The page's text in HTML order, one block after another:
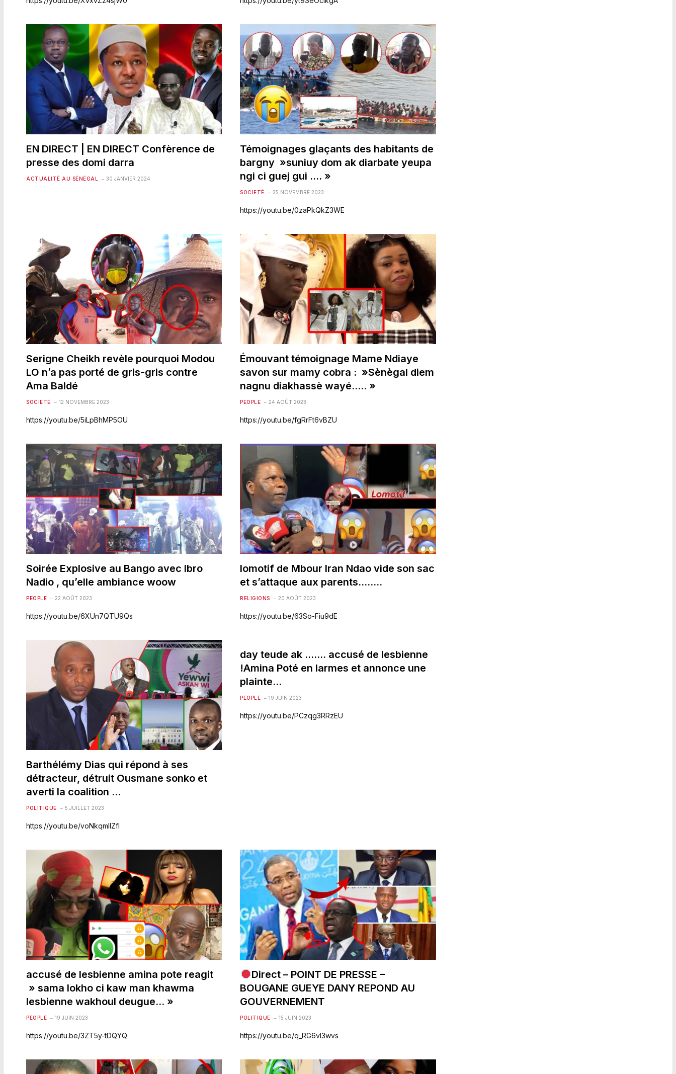
EN DIRECT | EN DIRECT Confèrence de
presse des domi darra
ACTUALITÉ AU SÉNÉGAL 30 JANVIER 2024
Témoignages glaçants des habitants de
bargny »suniuy dom ak diarbate yeupa
ngi ci guej gui …. »
SOCIETÉ 25 NOVEMBRE 2023
https://youtu.be/0zaPkQkZ3WE
Serigne Cheikh revèle pourquoi Modou
LO n’a pas porté de gris-gris contre
Ama Baldé
SOCIETÉ 12 NOVEMBRE 2023
https://youtu.be/5iLpBhMP5OU
Émouvant témoignage Mame Ndiaye
savon sur mamy cobra : »Sènègal diem
nagnu diakhassè wayé….. »
PEOPLE 24 AOÛT 2023
https://youtu.be/fgRrFt6vBZU
Soirée Explosive au Bango avec Ibro
Nadio , qu’elle ambiance woow
PEOPLE 22 AOÛT 2023
https://youtu.be/6XUn7QTU9Qs
lomotif de Mbour Iran Ndao vide son sac
et s’attaque aux parents……..
RELIGIONS 20 AOÛT 2023
https://youtu.be/63So-Fiu9dE
Barthélémy Dias qui répond à ses
détracteur, détruit Ousmane sonko et
averti la coalition …
POLITIQUE 5 JUILLET 2023
https://youtu.be/voNkqmllZfI
day teude ak ……. accusé de lesbienne
!Amina Poté en larmes et annonce une
plainte…
PEOPLE 19 JUIN 2023
https://youtu.be/PCzqg3RRzEU
accusé de lesbienne amina pote reagit
» sama lokho ci kaw man khawma
lesbienne wakhoul deugue… »
PEOPLE 19 JUIN 2023
https://youtu.be/3ZT5y-tDQYQ
Direct – POINT DE PRESSE –
BOUGANE GUEYE DANY REPOND AU
GOUVERNEMENT
POLITIQUE 15 JUIN 2023
https://youtu.be/q_RG6vI3wvs